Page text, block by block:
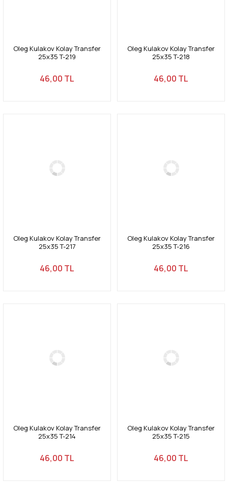
Oleg Kulakov Kolay Transfer
25x35 T-219
46,00 TL
Oleg Kulakov Kolay Transfer
25x35 T-218
46,00 TL
Oleg Kulakov Kolay Transfer
25x35 T-217
46,00 TL
Oleg Kulakov Kolay Transfer
25x35 T-216
46,00 TL
Oleg Kulakov Kolay Transfer
25x35 T-214
46,00 TL
Oleg Kulakov Kolay Transfer
25x35 T-215
46,00 TL